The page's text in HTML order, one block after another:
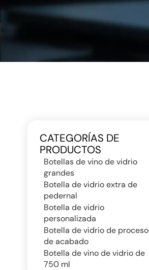
CATEGORÍAS DE
PRODUCTOS
Botellas de vino de vidrio
grandes
Botella de vidrio extra de
pedernal
Botella de vidrio
personalizada
Botella de vidrio de proceso
de acabado
Botella de vino de vidrio de
750 ml